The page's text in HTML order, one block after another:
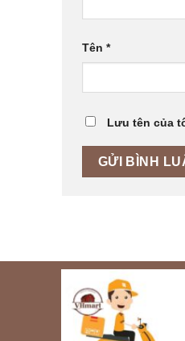
Tên *
Lưu tên của